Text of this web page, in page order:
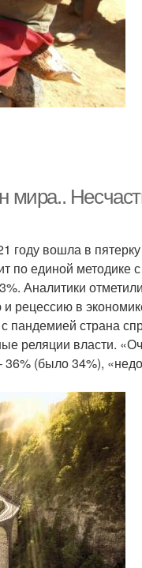
мира..
году вошла в
по единой методике
Аналитики
рецессию в
пандемией страна
реляции власти.
36% (было 34%),